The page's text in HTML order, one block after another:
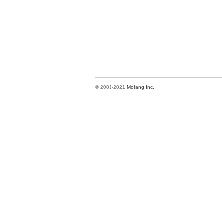
© 2001-2021 Mofang Inc.